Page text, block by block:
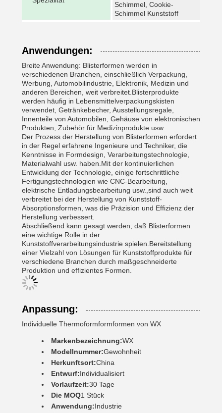
Schimmel, Cookie-
Schimmel Kunststoff
Anwendungen:
Breite Anwendung: Blisterformen werden in
verschiedenen Branchen, einschließlich Verpackung,
Werbung, Automobilindustrie, Elektronik, Medizin und
anderen Bereichen, weit verbreitet.Blisterprodukte
werden häufig in Lebensmittelverpackungskisten
verwendet, Getränkebecher, Ausstellungsregale,
Innenteile von Automobilen, Gehäuse von elektronischen
Produkten, Zubehör für Medizinprodukte usw.
Der Prozess der Herstellung von Blisterformen erfordert
in der Regel erfahrene Ingenieure und Techniker, die
Kenntnisse in Formdesign, Verarbeitungstechnologie,
Materialwahl usw. haben.Mit der kontinuierlichen
Entwicklung der Technologie, einige fortschrittliche
Fertigungstechnologien wie CNC-Bearbeitung,
elektrische Entladungsbearbeitung usw.,sind auch weit
verbreitet bei der Herstellung von Kunststoff-
Absorptionsformen, was die Präzision und Effizienz der
Herstellung verbessert.
Abschließend kann gesagt werden, daß Blisterformen
eine wichtige Rolle in der
Kunststoffverarbeitungsindustrie spielen.Bereitstellung
einer Vielzahl von Lösungen für Kunststoffprodukte für
verschiedene Branchen durch maßgeschneiderte
Produktion und effizientes Formen.
Anpassung:
Individuelle Thermoformformformen von WX
Markenbezeichnung:WX
Modellnummer:Gewohnheit
Herkunftsort:China
Entwurf:Individualisiert
Vorlaufzeit:30 Tage
Die MOQ1 Stück
Anwendung:Industrie